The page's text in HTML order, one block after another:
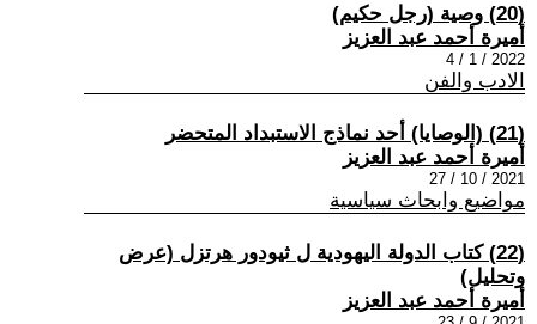
(20) وصية (رجل حكيم)
أميرة أحمد عبد العزيز
2022 / 1 / 4
الادب والفن
(21) (الوصايا) أحد نماذج الاستبداد المتحضر
أميرة أحمد عبد العزيز
2021 / 10 / 27
مواضيع وابحاث سياسية
(22) كتاب الدولة اليهودية ل ثيودور هرتزل (عرض
وتحليل)
أميرة أحمد عبد العزيز